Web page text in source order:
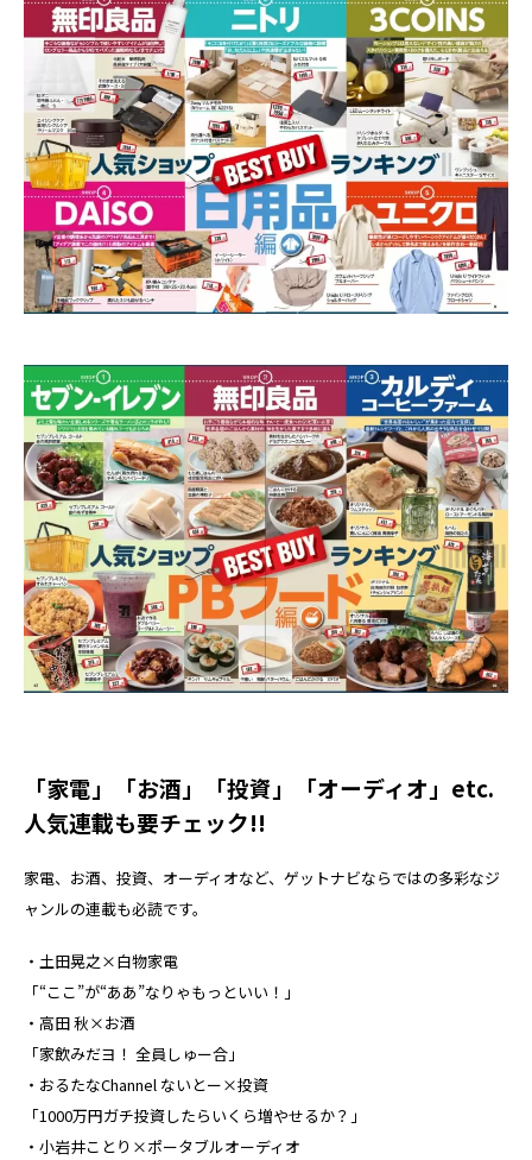
「家電」「お酒」「投資」「オーディオ」etc.
人気連載も要チェック!!
家電、お酒、投資、オーディオなど、ゲットナビならではの多彩なジ
ャンルの連載も必読です。
・土田晃之×白物家電
「“ここ”が“ああ”なりゃもっといい！」
・高田 秋×お酒
「家飲みだヨ！ 全員しゅー合」
・おるたなChannel ないとー×投資
「1000万円ガチ投資したらいくら増やせるか？」
・小岩井ことり×ポータブルオーディオ